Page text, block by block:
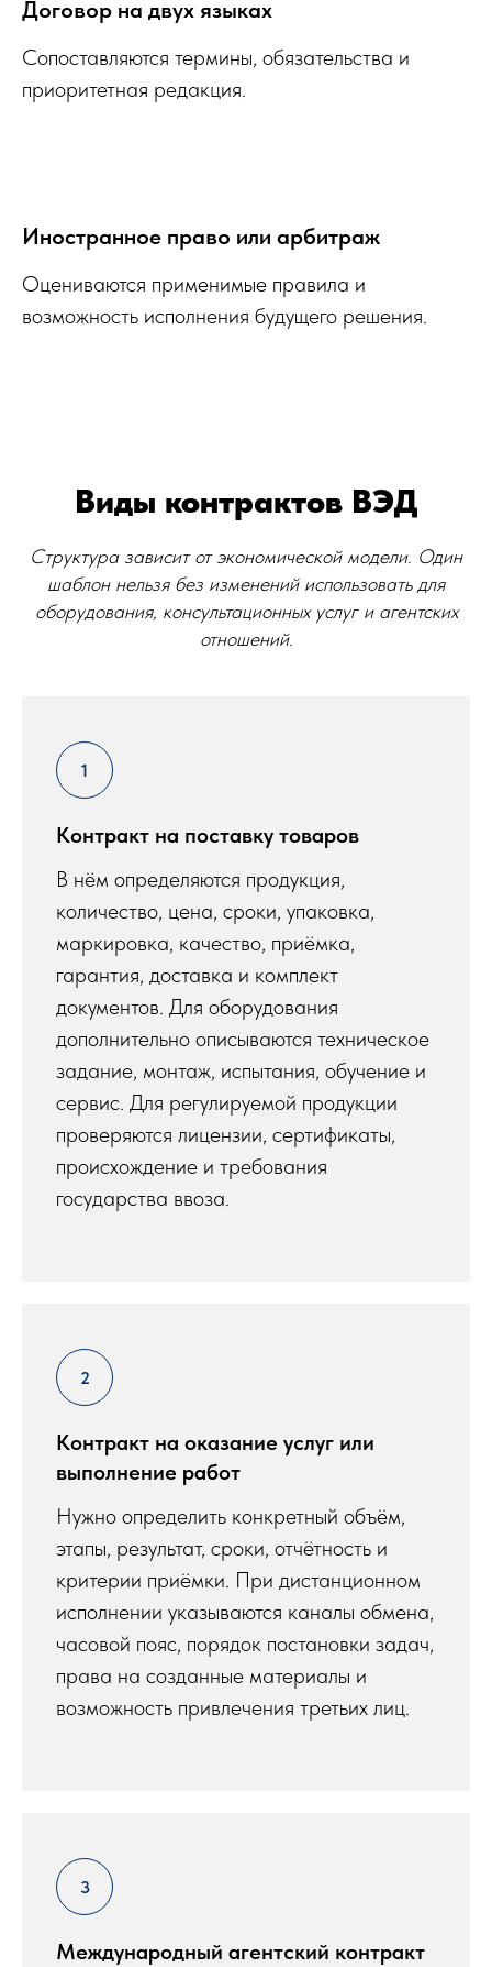
Договор на двух языках
Сопоставляются термины, обязательства и
приоритетная редакция.
Иностранное право или арбитраж
Оцениваются применимые правила и
возможность исполнения будущего решения.
Виды контрактов ВЭД
Структура зависит от экономической модели. Один
шаблон нельзя без изменений использовать для
оборудования, консультационных услуг и агентских
отношений.
Контракт на поставку товаров
В нём определяются продукция,
количество, цена, сроки, упаковка,
маркировка, качество, приёмка,
гарантия, доставка и комплект
документов. Для оборудования
дополнительно описываются техническое
задание, монтаж, испытания, обучение и
сервис. Для регулируемой продукции
проверяются лицензии, сертификаты,
происхождение и требования
государства ввоза.
Контракт на оказание услуг или
выполнение работ
Нужно определить конкретный объём,
этапы, результат, сроки, отчётность и
критерии приёмки. При дистанционном
исполнении указываются каналы обмена,
часовой пояс, порядок постановки задач,
права на созданные материалы и
возможность привлечения третьих лиц.
Международный агентский контракт